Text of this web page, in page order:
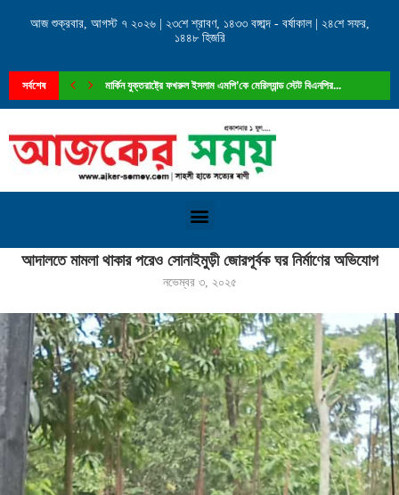
আজ শুক্রবার, আগস্ট ৭ ২০২৬ | ২৩শে শ্রাবণ, ১৪৩৩ বঙ্গাব্দ - বর্ষাকাল | ২৪শে সফর,
১৪৪৮ হিজরি
সর্বশেষ মার্কিন যুক্তরাষ্ট্রে ফখরুল ইসলাম এমপি’কে মেরিল্যান্ড স্টেট বিএনপির...
আদালতে মামলা থাকার পরেও সোনাইমুড়ী জোরপূর্বক ঘর নির্মাণের অভিযোগ
আদালতে মামলা থাকার পরেও সোনাইমুড়ী জোরপূর্বক ঘর নির্মাণের অভিযোগ
নভেম্বর ৩, ২০২৫